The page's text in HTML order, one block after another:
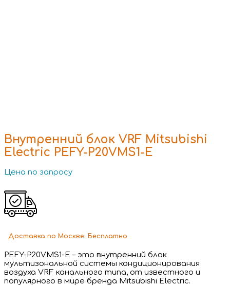
Внутренний блок VRF Mitsubishi
Electric PEFY-P20VMS1-E
Цена по запросу
Доставка по Москве: Бесплатно
PEFY-P20VMS1-E – это внутренний блок
мультизональной системы кондиционирования
воздуха VRF канального типа, от известного и
популярного в мире бренда Mitsubishi Electric.